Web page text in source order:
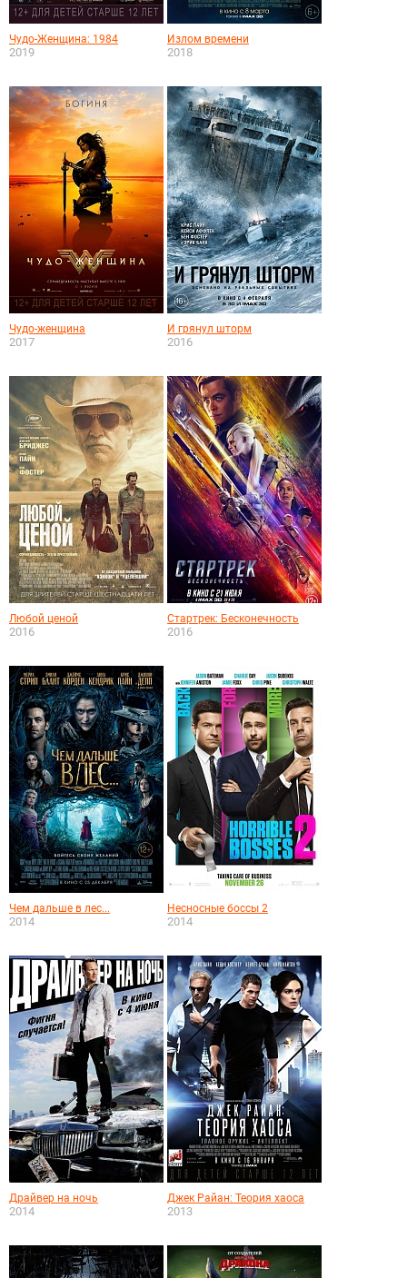
Чудо-Женщина: 1984
2019
Излом времени
2018
Чудо-женщина
2017
И грянул шторм
2016
Любой ценой
2016
Стартрек: Бесконечность
2016
Чем дальше в лес...
2014
Несносные боссы 2
2014
Драйвер на ночь
2014
Джек Райан: Теория хаоса
2013